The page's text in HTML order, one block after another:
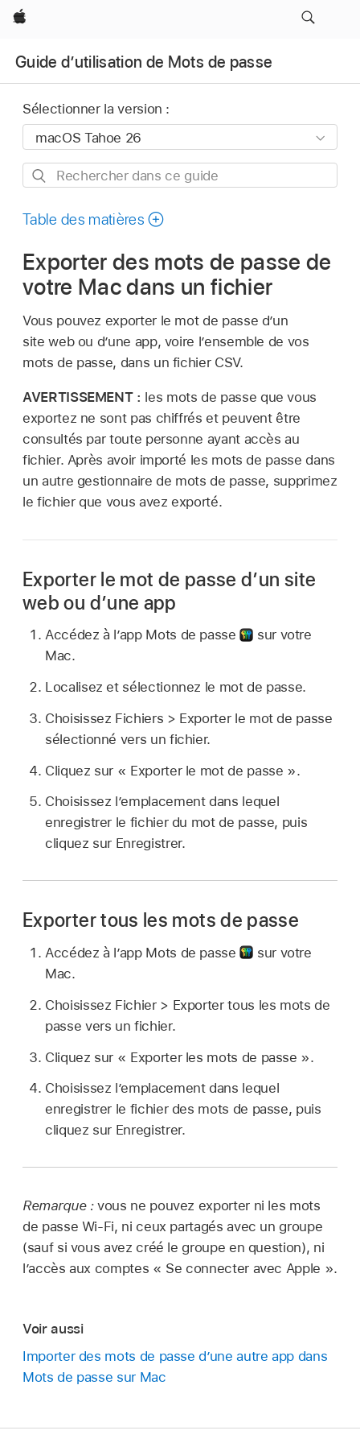
Apple
Guide d’utilisation de Mots de passe
Sélectionner la version :
Rechercher
ce
Table des matières
Exporter des mots de passe de
votre Mac dans un fichier
Vous pouvez exporter le mot de passe d’un
site web ou d’une app, voire l’ensemble de vos
mots de passe, dans un fichier CSV.
AVERTISSEMENT : les mots de passe que vous
exportez ne sont pas chiffrés et peuvent être
consultés par toute personne ayant accès au
fichier. Après avoir importé les mots de passe dans
un autre gestionnaire de mots de passe, supprimez
le fichier que vous avez exporté.
Exporter le mot de passe d’un site
web ou d’une app
Accédez à l’app Mots de passe
sur votre
Mac.
Localisez et sélectionnez le mot de passe.
Choisissez Fichiers > Exporter le mot de passe
sélectionné vers un fichier.
Cliquez sur « Exporter le mot de passe ».
Choisissez l’emplacement dans lequel
enregistrer le fichier du mot de passe, puis
cliquez sur Enregistrer.
Exporter tous les mots de passe
Accédez à l’app Mots de passe
sur votre
Mac.
Choisissez Fichier > Exporter tous les mots de
passe vers un fichier.
Cliquez sur « Exporter les mots de passe ».
Choisissez l’emplacement dans lequel
enregistrer le fichier des mots de passe, puis
cliquez sur Enregistrer.
Remarque :vous ne pouvez exporter ni les mots
de passe Wi-Fi, ni ceux partagés avec un groupe
(sauf si vous avez créé le groupe en question), ni
l’accès aux comptes « Se connecter avec Apple ».
Voir aussi
Importer des mots de passe d’une autre app dans
Mots de passe sur Mac